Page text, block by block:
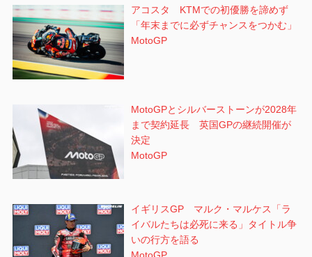
アコスタ KTMでの初優勝を諦めず
「年末までに必ずチャンスをつかむ」
MotoGP
MotoGPとシルバーストーンが2028年
まで契約延長 英国GPの継続開催が
決定
MotoGP
イギリスGP マルク・マルケス「ラ
イバルたちは必死に来る」タイトル争
いの行方を語る
MotoGP